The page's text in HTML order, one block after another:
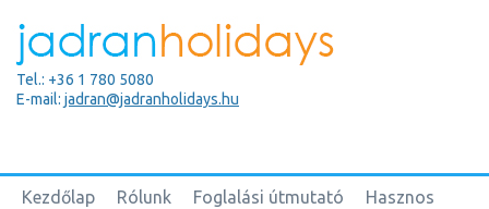
Tel.: +36 1 780 5080
E-mail: jadran@jadranholidays.hu
Kezdőlap Rólunk Foglalási útmutató Hasznos